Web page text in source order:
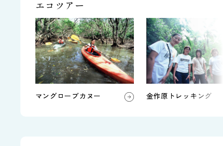
エコツアー
マングローブカヌー 金作原トレッキング